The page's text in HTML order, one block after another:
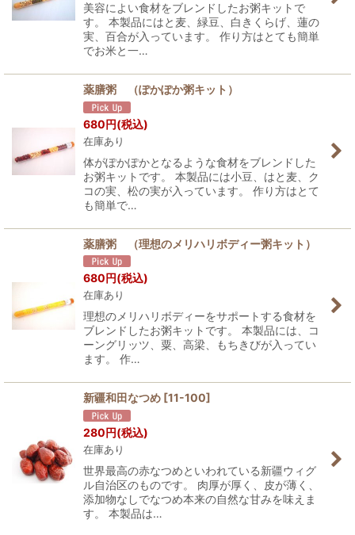
美容によい食材をブレンドしたお粥キットで
す。 本製品にはと麦、緑豆、白きくらげ、蓮の
実、百合が入っています。 作り方はとても簡単
でお米と一…
薬膳粥 （ぽかぽか粥キット）
680円(税込)
在庫あり
体がぽかぽかとなるような食材をブレンドした
お粥キットです。 本製品には小豆、はと麦、ク
コの実、松の実が入っています。 作り方はとて
も簡単で…
薬膳粥 （理想のメリハリボディー粥キット）
680円(税込)
在庫あり
理想のメリハリボディーをサポートする食材を
ブレンドしたお粥キットです。 本製品には、コ
ーングリッツ、粟、高梁、もちきびが入ってい
ます。 作…
新疆和田なつめ [11-100]
280円(税込)
在庫あり
世界最高の赤なつめといわれている新疆ウィグ
ル自治区のものです。 肉厚が厚く、皮が薄く、
添加物なしでなつめ本来の自然な甘みを味えま
す。 本製品は…